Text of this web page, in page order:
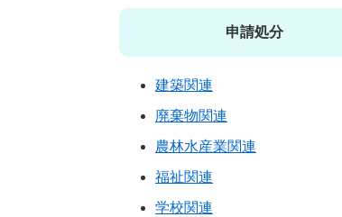
申請処分
建築関連
廃棄物関連
農林水産業関連
福祉関連
学校関連